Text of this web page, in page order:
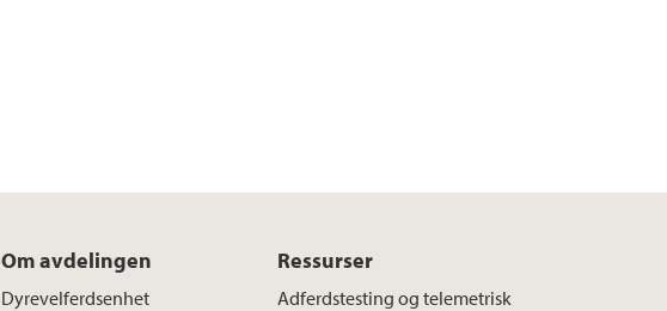
Om avdelingen
Dyrevelferdsenhet
Ressurser
Adferdstesting og telemetrisk